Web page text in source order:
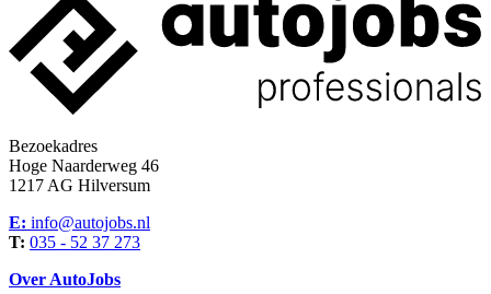
Bezoekadres
Hoge Naarderweg 46
1217 AG Hilversum
E: info@autojobs.nl
T: 035 - 52 37 273
Over AutoJobs